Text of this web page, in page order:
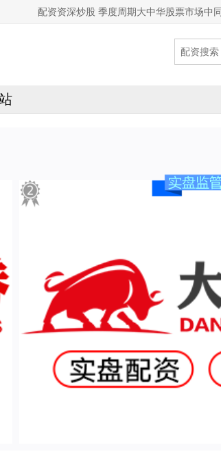
配资资深炒股 季度周期大中华股票市场中